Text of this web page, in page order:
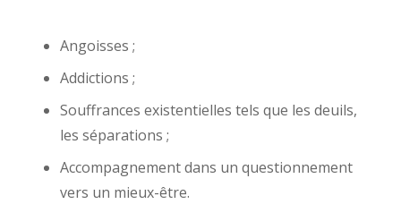
Angoisses ;
Addictions ;
Souffrances existentielles tels que les deuils,
les séparations ;
Accompagnement dans un questionnement
vers un mieux-être.